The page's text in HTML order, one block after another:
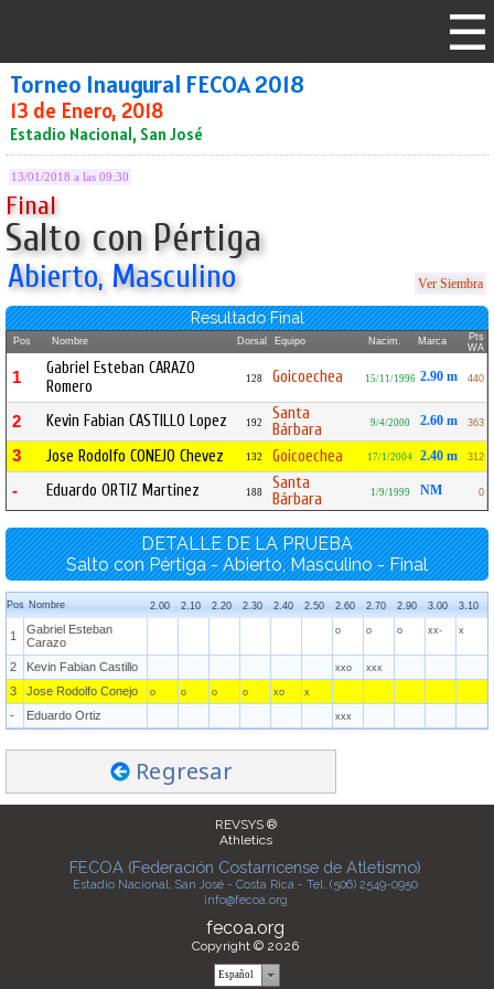
Torneo Inaugural FECOA 2018
13 de Enero, 2018
Estadio Nacional, San José
13/01/2018 a las 09:30
Final
Salto con Pértiga
Abierto, Masculino Ver Siembra
Resultado Final
Pos Nombre Dorsal Equipo Nacim. Marca
Pts
WA
1
Gabriel Esteban CARAZO
Romero
128 Goicoechea 15/11/1996 2.90 m 440
2 Kevin Fabian CASTILLO Lopez 192
Santa
Bárbara
9/4/2000 2.60 m 363
3 Jose Rodolfo CONEJO Chevez 132 Goicoechea 17/1/2004 2.40 m 312
- Eduardo ORTIZ Martinez 188
Santa
Bárbara
1/9/1999 NM 0
DETALLE DE LA PRUEBA
Salto con Pértiga - Abierto, Masculino - Final
Pos Nombre 2.00 2.10 2.20 2.30 2.40 2.50 2.60 2.70 2.90 3.00 3.10
1
Gabriel Esteban
Carazo
o o o xx- x
2 Kevin Fabian Castillo xxo xxx
3 Jose Rodolfo Conejo o o o o xo x
- Eduardo Ortiz xxx
Regresar
REVSYS ®
Athletics
FECOA (Federación Costarricense de Atletismo)
Estadio Nacional, San José - Costa Rica - Tel. (506) 2549-0950
info@fecoa.org
fecoa.org
Copyright © 2026